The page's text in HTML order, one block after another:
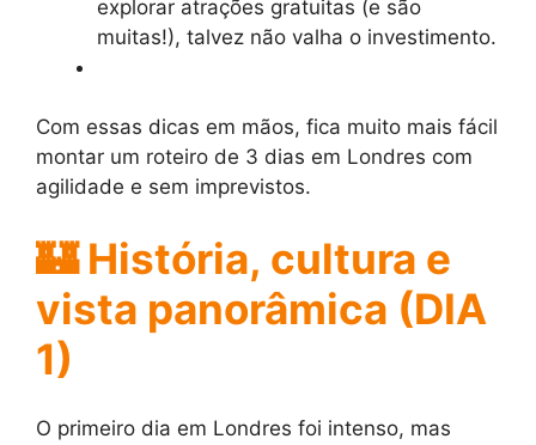
explorar atrações gratuitas (e são
muitas!), talvez não valha o investimento.
Com essas dicas em mãos, fica muito mais fácil
montar um roteiro de 3 dias em Londres com
agilidade e sem imprevistos.
🏰 História, cultura e
vista panorâmica (DIA
1)
O primeiro dia em Londres foi intenso, mas